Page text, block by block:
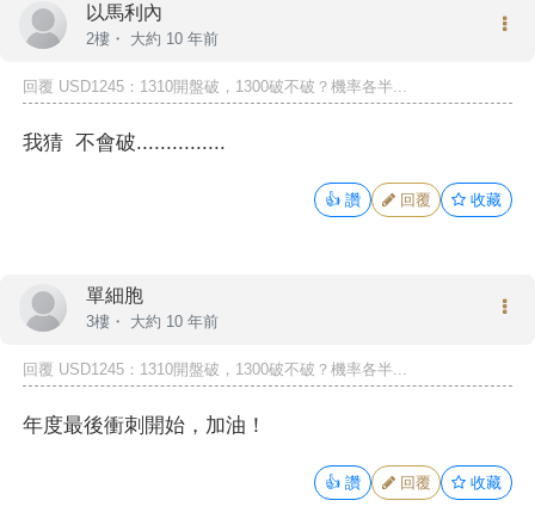
以馬利內
2樓・ 大約 10 年前
回覆 USD1245 ：1310開盤破，1300破不破？機率各半...
我猜 不會破...............
👍 讚 回覆 收藏
單細胞
3樓・ 大約 10 年前
回覆 USD1245 ：1310開盤破，1300破不破？機率各半...
年度最後衝刺開始，加油！
👍 讚 回覆 收藏